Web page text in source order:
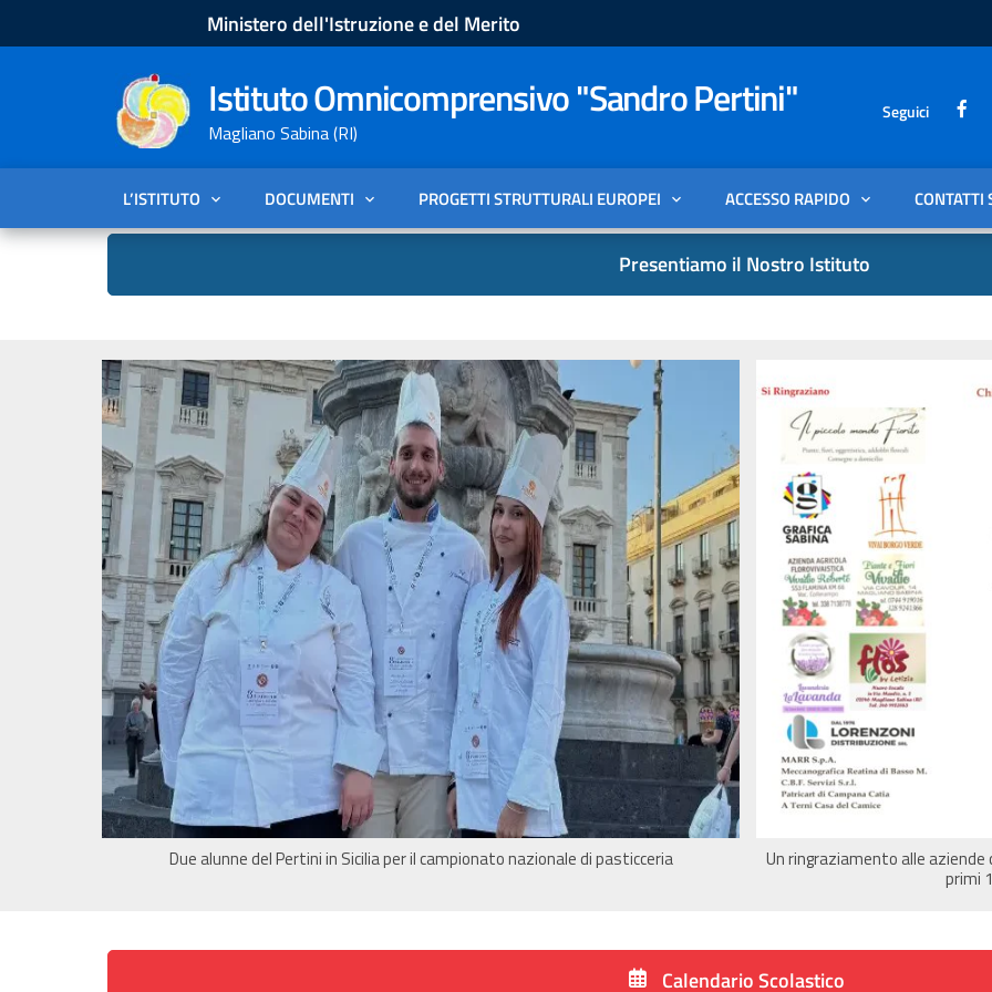
Ministero dell'Istruzione e del Merito
Istituto Omnicomprensivo "Sandro Pertini"
Magliano Sabina (RI)
Seguici
L’ISTITUTO DOCUMENTI PROGETTI STRUTTURALI EUROPEI ACCESSO RAPIDO CONTATTI
Presentiamo il Nostro Istituto
Due alunne del Pertini in Sicilia per il campionato nazionale di pasticceria Un ringraziamento alle aziende
primi
Calendario Scolastico